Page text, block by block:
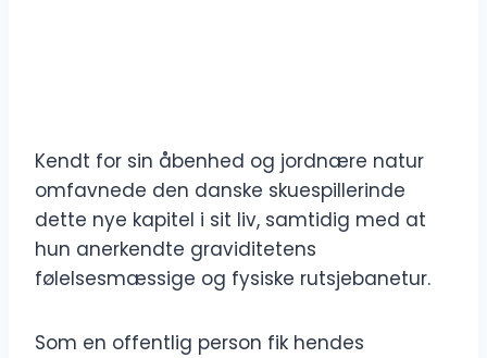
Kendt for sin åbenhed og jordnære natur
omfavnede den danske skuespillerinde
dette nye kapitel i sit liv, samtidig med at
hun anerkendte graviditetens
følelsesmæssige og fysiske rutsjebanetur.
Som en offentlig person fik hendes